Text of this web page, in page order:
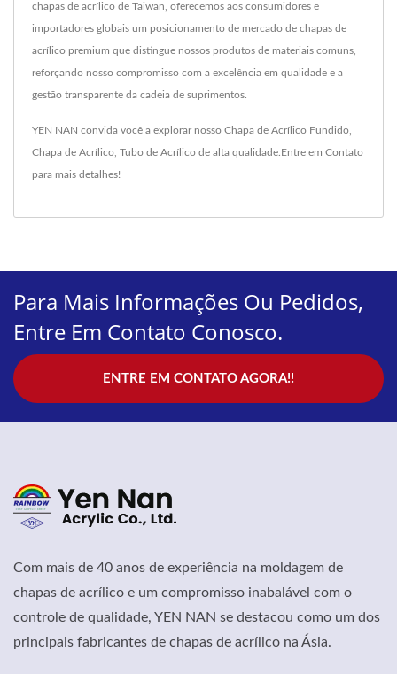
chapas de acrílico de Taiwan, oferecemos aos consumidores e
importadores globais um posicionamento de mercado de chapas de
acrílico premium que distingue nossos produtos de materiais comuns,
reforçando nosso compromisso com a excelência em qualidade e a
gestão transparente da cadeia de suprimentos.
YEN NAN convida você a explorar nosso Chapa de Acrílico Fundido
Chapa de Acrílico Tubo de Acrílico de alta qualidade. Entre em Contato
para mais detalhes!
Para Mais Informações Ou Pedidos,
Entre Em Contato Conosco.
ENTRE EM CONTATO AGORA!!
Com mais de 40 anos de experiência na moldagem de
chapas de acrílico e um compromisso inabalável com o
controle de qualidade, YEN NAN se destacou como um dos
principais fabricantes de chapas de acrílico na Ásia.